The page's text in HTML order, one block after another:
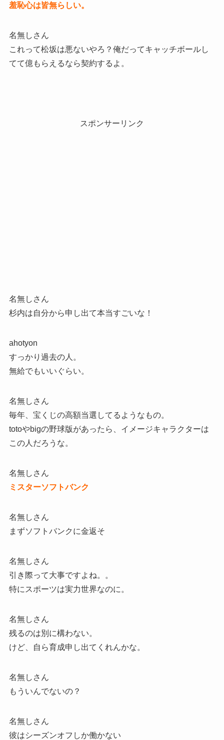
羞恥心は皆無らしい。
名無しさん
これって松坂は悪ないやろ？俺だってキャッチボールし
てて億もらえるなら契約するよ。
スポンサーリンク
名無しさん
杉内は自分から申し出て本当すごいな！
ahotyon
すっかり過去の人。
無給でもいいぐらい。
名無しさん
毎年、宝くじの高額当選してるようなもの。
totoやbigの野球版があったら、イメージキャラクターは
この人だろうな。
名無しさん
ミスターソフトバンク
名無しさん
まずソフトバンクに金返そ
名無しさん
引き際って大事ですよね。。
特にスポーツは実力世界なのに。
名無しさん
残るのは別に構わない。
けど、自ら育成申し出てくれんかな。
名無しさん
もういんでないの？
名無しさん
彼はシーズンオフしか働かない